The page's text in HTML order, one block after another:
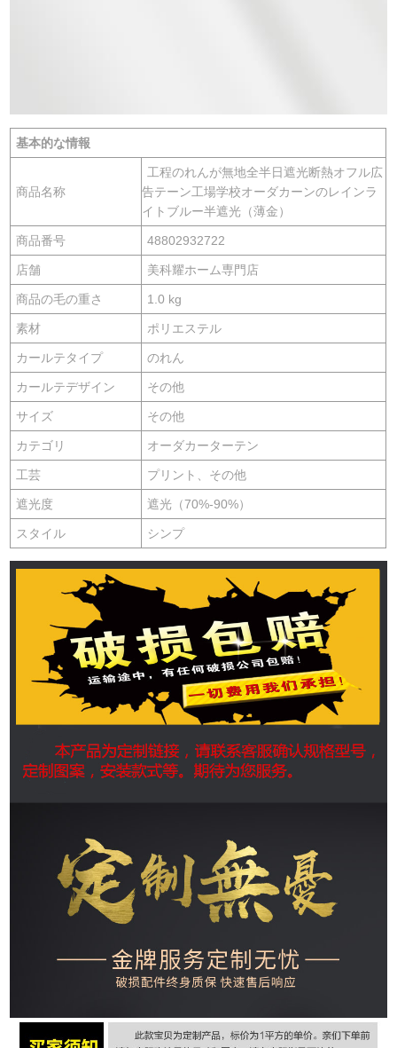
基本的な情報
商品名称
工程のれんが無地全半日遮光断熱オフル広
告テーン工場学校オーダカーンのレインラ
イトブルー半遮光（薄金）
商品番号 48802932722
店舗 美科耀ホーム専門店
商品の毛の重さ 1.0 kg
素材 ポリエステル
カールテタイプ のれん
カールテデザイン その他
サイズ その他
カテゴリ オーダカーターテン
工芸 プリント、その他
遮光度 遮光（70%-90%）
スタイル シンプ